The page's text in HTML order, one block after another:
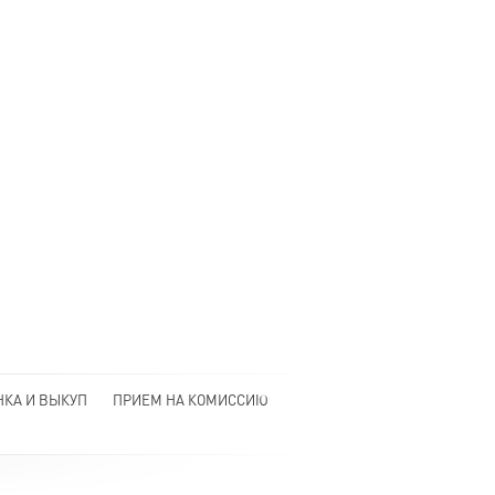
И ВЫКУП
ПРИЕМ НА КОМИССИЮ